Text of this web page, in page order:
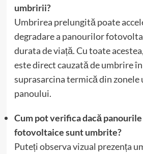
umbririi?
Umbrirea prelungită poate
degradare a panourilor
durata de viață. Cu toate
este direct cauzată de umbrire în
suprasarcina termică din zonele
panoului.
Cum pot verifica dacă
fotovoltaice sunt umbrite?
Puteți observa vizual prezența